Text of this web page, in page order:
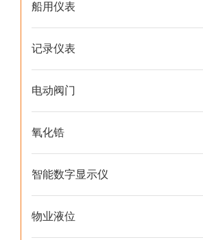
船用仪表
记录仪表
电动阀门
氧化锆
智能数字显示仪
物业液位